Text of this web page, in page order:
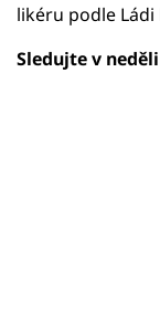
likéru podle Ládi
Sledujte v